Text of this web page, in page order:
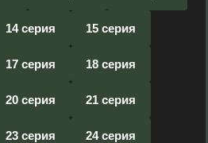
14 серия 15 серия
17 серия 18 серия
20 серия 21 серия
23 серия 24 серия